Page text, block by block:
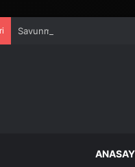
Savunma Sanayinde